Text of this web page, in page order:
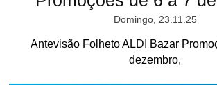
Domingo, 23.11.25
Antevisão Folheto ALDI Bazar
dezembro,